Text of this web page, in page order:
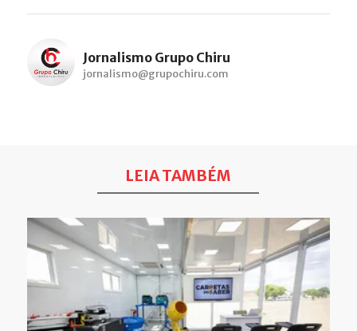
Jornalismo Grupo Chiru
jornalismo@grupochiru.com
LEIA TAMBÉM